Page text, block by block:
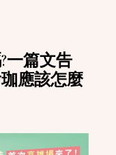
一篇文告
應該怎麼